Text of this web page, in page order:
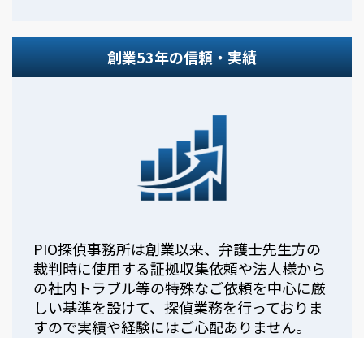
創業53年の信頼・実績
PIO探偵事務所は創業以来、弁護士先生方の
裁判時に使用する証拠収集依頼や法人様から
の社内トラブル等の特殊なご依頼を中心に厳
しい基準を設けて、探偵業務を行っておりま
すので実績や経験にはご心配ありません。